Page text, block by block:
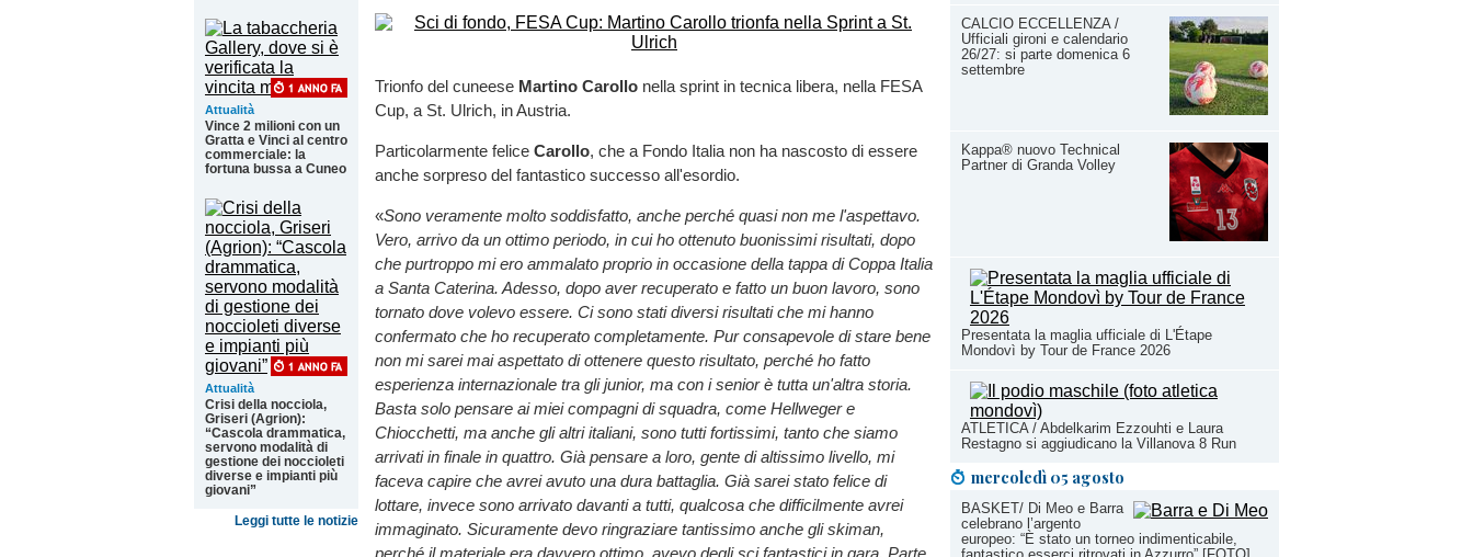
CALCIO ECCELLENZA /
Ufficiali gironi e calendario
26/27: si parte domenica 6
settembre
Kappa® nuovo Technical
Partner di Granda Volley
Presentata la maglia ufficiale di L'Étape
Mondovì by Tour de France 2026
ATLETICA / Abdelkarim Ezzouhti e Laura
Restagno si aggiudicano la Villanova 8 Run
mercoledì 05 agosto
BASKET/ Di Meo e Barra
celebrano l’argento
europeo: “È stato un torneo indimenticabile,
Attualità
Vince 2 milioni con un
Gratta e Vinci al centro
commerciale: la
fortuna bussa a Cuneo
Attualità
Crisi della nocciola,
Griseri (Agrion):
“Cascola drammatica,
servono modalità di
gestione dei noccioleti
diverse e impianti più
giovani”
Leggi tutte le notizie
Trionfo del cuneese Martino Carollo nella sprint in tecnica libera, nella FESA
Cup, a St. Ulrich, in Austria.
Particolarmente felice Carollo, che a Fondo Italia non ha nascosto di essere
anche sorpreso del fantastico successo all'esordio.
«Sono veramente molto soddisfatto, anche perché quasi non me l'aspettavo.
Vero, arrivo da un ottimo periodo, in cui ho ottenuto buonissimi risultati, dopo
che purtroppo mi ero ammalato proprio in occasione della tappa di Coppa Italia
a Santa Caterina. Adesso, dopo aver recuperato e fatto un buon lavoro, sono
tornato dove volevo essere. Ci sono stati diversi risultati che mi hanno
confermato che ho recuperato completamente. Pur consapevole di stare bene
non mi sarei mai aspettato di ottenere questo risultato, perché ho fatto
esperienza internazionale tra gli junior, ma con i senior è tutta un'altra storia.
Basta solo pensare ai miei compagni di squadra, come Hellweger e
Chiocchetti, ma anche gli altri italiani, sono tutti fortissimi, tanto che siamo
arrivati in finale in quattro. Già pensare a loro, gente di altissimo livello, mi
faceva capire che avrei avuto una dura battaglia. Già sarei stato felice di
lottare, invece sono arrivato davanti a tutti, qualcosa che difficilmente avrei
immaginato. Sicuramente devo ringraziare tantissimo anche gli skiman,